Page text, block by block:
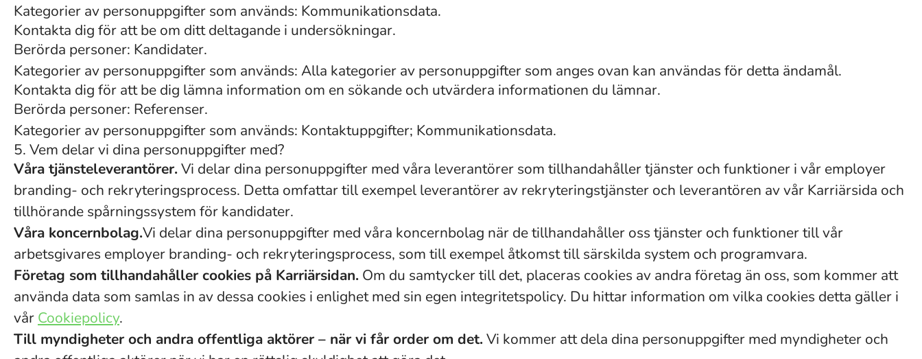
Kategorier av personuppgifter som används: Kommunikationsdata.
Kontakta dig för att be om ditt deltagande i undersökningar.
Berörda personer: Kandidater.
Kategorier av personuppgifter som används: Alla kategorier av personuppgifter som anges ovan kan användas för detta ändamål.
Kontakta dig för att be dig lämna information om en sökande och utvärdera informationen du lämnar.
Berörda personer: Referenser.
Kategorier av personuppgifter som används: Kontaktuppgifter; Kommunikationsdata.
5. Vem delar vi dina personuppgifter med?
Våra tjänsteleverantörer.Vi delar dina personuppgifter med våra leverantörer som tillhandahåller tjänster och funktioner i vår employer
branding- och rekryteringsprocess. Detta omfattar till exempel leverantörer av rekryteringstjänster och leverantören av vår Karriärsida och
tillhörande spårningssystem för kandidater.
Våra koncernbolag.Vi delar dina personuppgifter med våra koncernbolag när de tillhandahåller oss tjänster och funktioner till vår
arbetsgivares employer branding- och rekryteringsprocess, som till exempel åtkomst till särskilda system och programvara.
Företag som tillhandahåller cookies på Karriärsidan. Om du samtycker till det, placeras cookies av andra företag än oss, som kommer att
använda data som samlas in av dessa cookies i enlighet med sin egen integritetspolicy. Du hittar information om vilka cookies detta gäller i
vår Cookiepolicy.
Till myndigheter och andra offentliga aktörer – när vi får order om det.Vi kommer att dela dina personuppgifter med myndigheter och